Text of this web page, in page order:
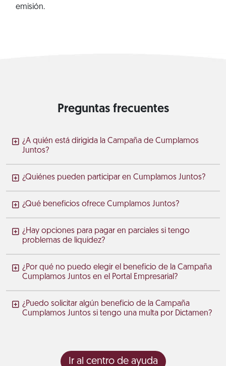
emisión.
Preguntas frecuentes
¿A quién está dirigida la Campaña de Cumplamos
Juntos?
¿Quiénes pueden participar en Cumplamos Juntos?
¿Qué beneficios ofrece Cumplamos Juntos?
¿Hay opciones para pagar en parciales si tengo
problemas de liquidez?
¿Por qué no puedo elegir el beneficio de la Campaña
Cumplamos Juntos en el Portal Empresarial?
¿Puedo solicitar algún beneficio de la Campaña
Cumplamos Juntos si tengo una multa por Dictamen?
Ir al centro de ayuda